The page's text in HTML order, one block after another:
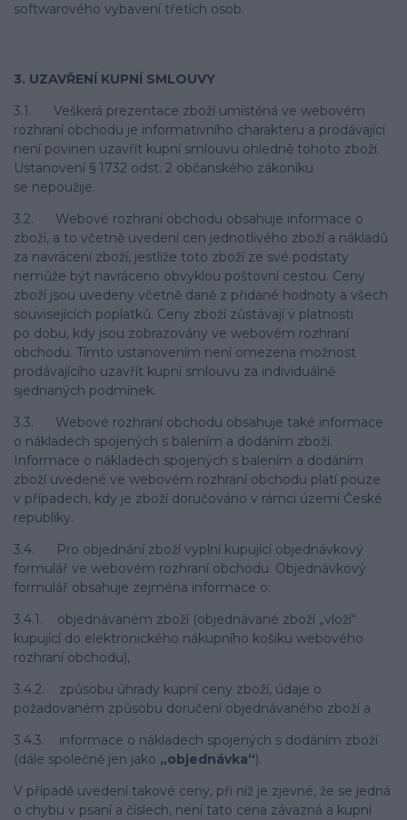
softwarového vybavení třetích osob.
3. UZAVŘENÍ KUPNÍ SMLOUVY
3.1. Veškerá prezentace zboží umístěná ve webovém
rozhraní obchodu je informativního charakteru a prodávající
není povinen uzavřít kupní smlouvu ohledně tohoto zboží.
Ustanovení § 1732 odst. 2 občanského zákoníku
se nepoužije.
3.2. Webové rozhraní obchodu obsahuje informace o
zboží, a to včetně uvedení cen jednotlivého zboží a nákladů
za navrácení zboží, jestliže toto zboží ze své podstaty
nemůže být navráceno obvyklou poštovní cestou. Ceny
zboží jsou uvedeny včetně daně z přidané hodnoty a všech
souvisejících poplatků. Ceny zboží zůstávají v platnosti
po dobu, kdy jsou zobrazovány ve webovém rozhraní
obchodu. Tímto ustanovením není omezena možnost
prodávajícího uzavřít kupní smlouvu za individuálně
sjednaných podmínek.
3.3. Webové rozhraní obchodu obsahuje také informace
o nákladech spojených s balením a dodáním zboží.
Informace o nákladech spojených s balením a dodáním
zboží uvedené ve webovém rozhraní obchodu platí pouze
v případech, kdy je zboží doručováno v rámci území České
republiky.
3.4. Pro objednání zboží vyplní kupující objednávkový
formulář ve webovém rozhraní obchodu. Objednávkový
formulář obsahuje zejména informace o:
3.4.1. objednávaném zboží (objednávané zboží „vloží“
kupující do elektronického nákupního košíku webového
rozhraní obchodu),
3.4.2. způsobu úhrady kupní ceny zboží, údaje o
požadovaném způsobu doručení objednávaného zboží a
3.4.3. informace o nákladech spojených s dodáním zboží
(dále společně jen jako „objednávka“).
V případě uvedení takové ceny, při níž je zjevné, že se jedná
o chybu v psaní a číslech, není tato cena závazná a kupní